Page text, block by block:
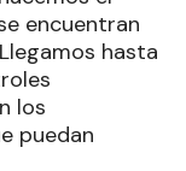
encuentran
hasta
los
puedan